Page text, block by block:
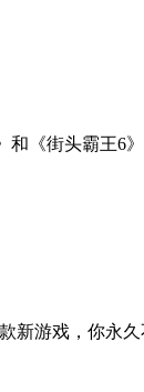
街头霸王6》
游戏，你永